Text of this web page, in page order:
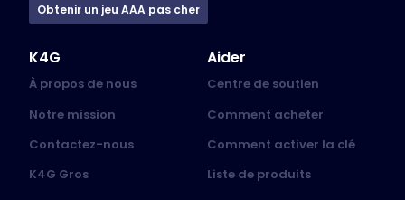
Obtenir un jeu AAA pas cher
K4G
À propos de nous
Notre mission
Contactez-nous
K4G Gros
Aider
Centre de soutien
Comment acheter
Comment activer la clé
Liste de produits